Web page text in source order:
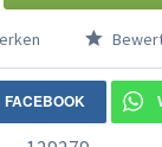
FACEBOOK